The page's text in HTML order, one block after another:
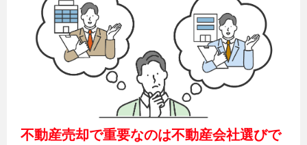
不動産売却で重要なのは不動産会社選びで